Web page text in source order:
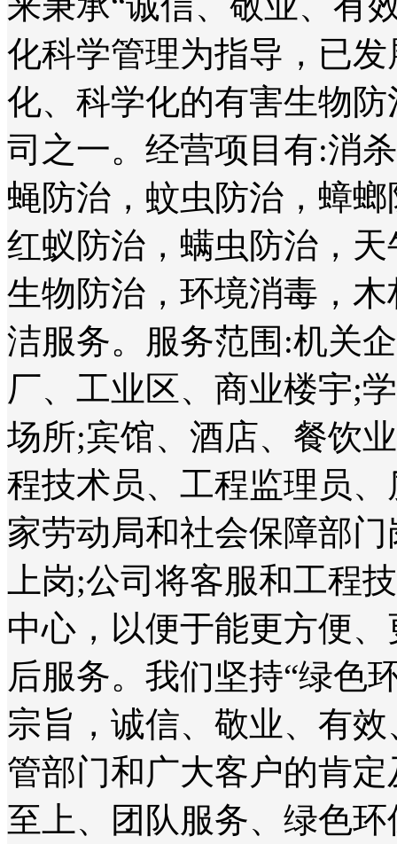
化科学管理为指导，已
化、科学化的有害生物
司之一。经营项目有:消
蝇防治，蚊虫防治，蟑
红蚁防治，螨虫防治，
生物防治，环境消毒，
洁服务。服务范围:机关
厂、工业区、商业楼宇;
场所;宾馆、酒店、餐饮
程技术员、工程监理员
家劳动局和社会保障部
上岗;公司将客服和工程
中心，以便于能更方便
后服务。我们坚持“绿色
宗旨，诚信、敬业、有
管部门和广大客户的肯
至上、团队服务、绿色